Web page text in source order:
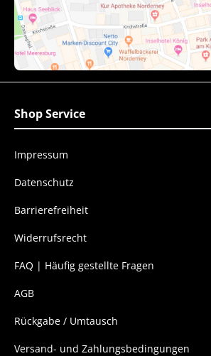
Shop Service
Impressum
Datenschutz
Barrierefreiheit
Widerrufsrecht
FAQ | Häufig gestellte Fragen
AGB
Rückgabe / Umtausch
Versand- und Zahlungsbedingungen